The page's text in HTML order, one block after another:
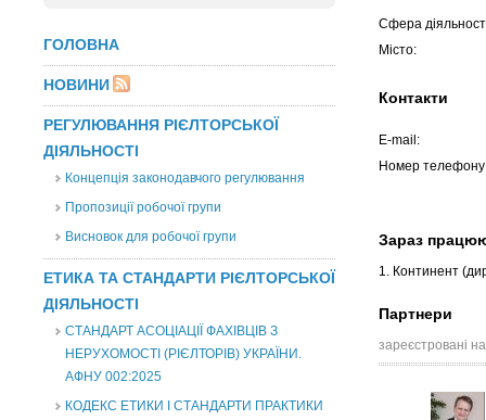
ГОЛОВНА
НОВИНИ
РЕГУЛЮВАННЯ РІЄЛТОРСЬКОЇ
ДІЯЛЬНОСТІ
Концепція законодавчого регулювання
Пропозиції робочої групи
Висновок для робочої групи
ЕТИКА ТА СТАНДАРТИ РІЄЛТОРСЬКОЇ
ДІЯЛЬНОСТІ
СТАНДАРТ АСОЦІАЦІЇ ФАХІВЦІВ З
НЕРУХОМОСТІ (РІЄЛТОРІВ) УКРАЇНИ.
АФНУ 002:2025
КОДЕКС ЕТИКИ І СТАНДАРТИ ПРАКТИКИ
Сфера
Місто:
Контакти
E-mail:
Номер
Зараз
1. Континент
Партнери
зареєстровані